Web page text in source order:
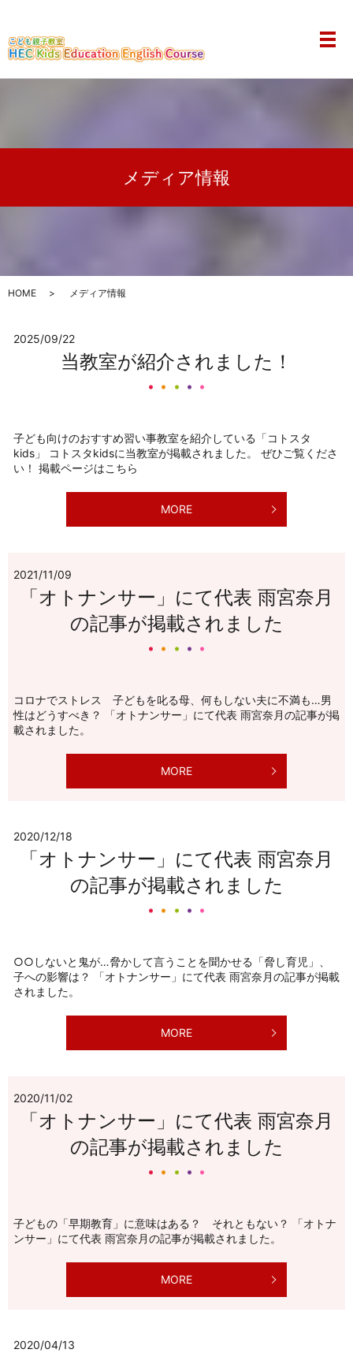
メ
メディア情報
HOME メディア情報
2025/09/22
当教室が紹介されました！
子ども向けのおすすめ習い事教室を紹介している「コトスタ
kids」 コトスタkidsに当教室が掲載されました。 ぜひご覧くださ
い！ 掲載ページはこちら
MORE
2021/11/09
「オトナンサー」にて代表 雨宮奈月
の記事が掲載されました
コロナでストレス 子どもを叱る母、何もしない夫に不満も…男
性はどうすべき？ 「オトナンサー」にて代表 雨宮奈月の記事が掲
載されました。
MORE
2020/12/18
「オトナンサー」にて代表 雨宮奈月
の記事が掲載されました
○○しないと鬼が…脅かして言うことを聞かせる「脅し育児」、
子への影響は？ 「オトナンサー」にて代表 雨宮奈月の記事が掲載
されました。
MORE
2020/11/02
「オトナンサー」にて代表 雨宮奈月
の記事が掲載されました
子どもの「早期教育」に意味はある？ それともない？ 「オトナ
ンサー」にて代表 雨宮奈月の記事が掲載されました。
MORE
2020/04/13